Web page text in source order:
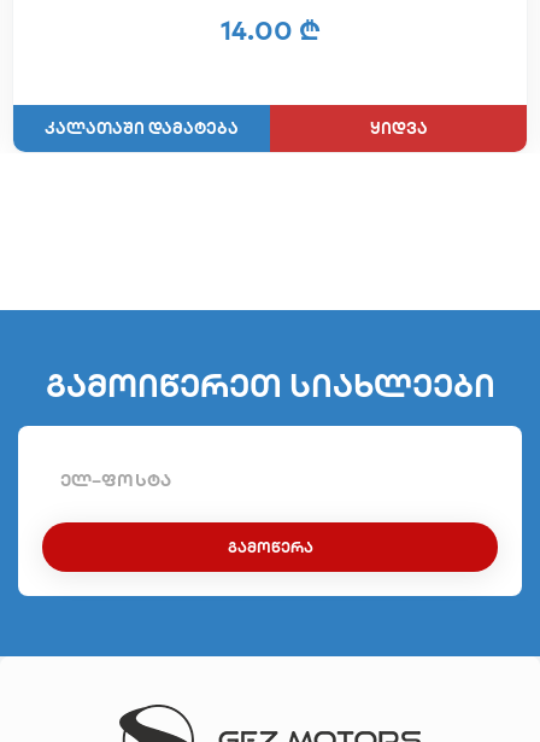
14.00 ₾
ყიდვა
გამოიწერეთ სიახლეები
ᲒᲐᲛᲝᲬᲔᲠᲐ